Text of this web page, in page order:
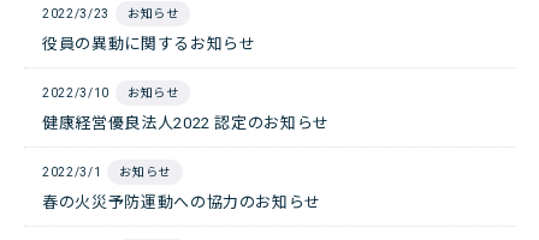
2022/3/23 お知らせ
役員の異動に関するお知らせ
2022/3/10 お知らせ
健康経営優良法人2022 認定のお知らせ
2022/3/1 お知らせ
春の火災予防運動への協力のお知らせ